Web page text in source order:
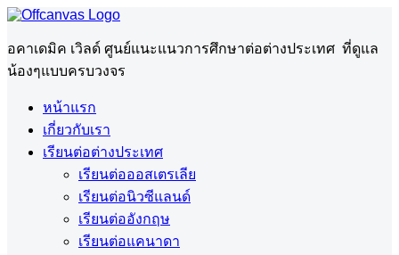
อคาเดมิค เวิลด์ ศูนย์แนะแนวการศึกษาต่อต่างประเทศ ที่ดูแล
น้องๆแบบครบวงจร
หน้าแรก
เกี่ยวกับเรา
เรียนต่อต่างประเทศ
เรียนต่อออสเตรเลีย
เรียนต่อนิวซีแลนด์
เรียนต่ออังกฤษ
เรียนต่อแคนาดา